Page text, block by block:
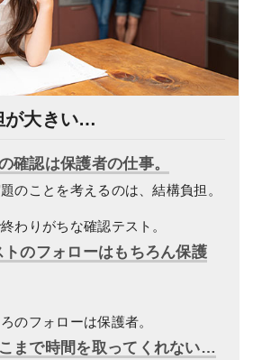
が大きい…
確認は保護者の仕事。
のことを考えるのは、結構負担。
わりがちな確認テスト。
トのフォローはもちろん保護
のフォローは保護者。
まで時間を取ってくれない…